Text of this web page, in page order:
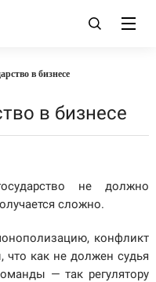
в бизнесе
в бизнесе
не должно
сложно.
конфликт
как не должен судья
— так регулятору